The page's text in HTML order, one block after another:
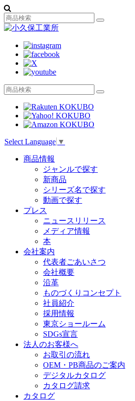
Select Language ▼
商品情報
ジャンルで探す
新商品
シリーズ名で探す
動画で探す
プレス
ニュースリリース
メディア情報
本
会社案内
代表者ごあいさつ
会社概要
沿革
ものづくりコンセプト
社員紹介
採用情報
東京ショールーム
SDGs宣言
法人のお客様へ
お取引の流れ
OEM・PB商品のご案内
デジタルカタログ
カタログ請求
カタログ